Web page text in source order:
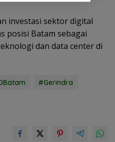
investasi sektor digital
posisi Batam sebagai
dan data center di
#Gerindra